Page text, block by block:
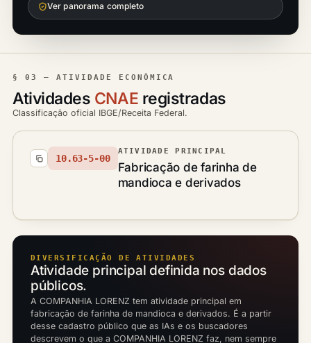
Ver panorama completo
§ 03 — ATIVIDADE ECONÔMICA
Atividades CNAE registradas
Classificação oficial IBGE/Receita Federal.
10.63-5-00
ATIVIDADE PRINCIPAL
Fabricação de farinha de
mandioca e derivados
DIVERSIFICAÇÃO DE ATIVIDADES
Atividade principal definida nos dados
públicos.
A COMPANHIA LORENZ tem atividade principal em
fabricação de farinha de mandioca e derivados. É a partir
desse cadastro público que as IAs e os buscadores
descrevem o que a COMPANHIA LORENZ faz, nem sempre